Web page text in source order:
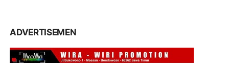
ADVERTISEMEN